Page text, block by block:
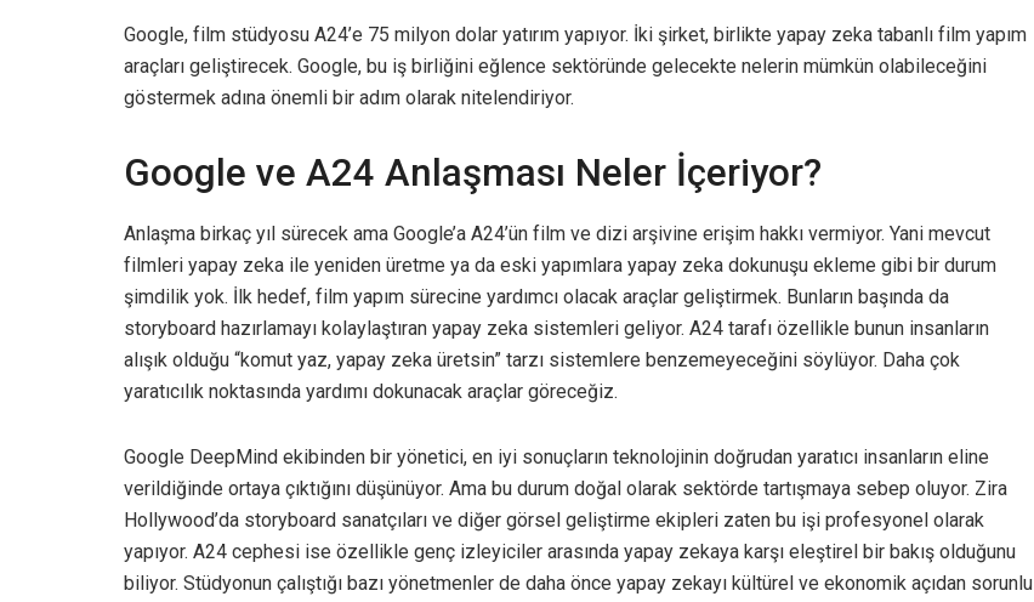
Google, film stüdyosu A24’e 75 milyon dolar yatırım yapıyor. İki şirket, birlikte yapay zeka tabanlı film yapım
araçları geliştirecek. Google, bu iş birliğini eğlence sektöründe gelecekte nelerin mümkün olabileceğini
göstermek adına önemli bir adım olarak nitelendiriyor.
Google ve A24 Anlaşması Neler İçeriyor?
Anlaşma birkaç yıl sürecek ama Google’a A24’ün film ve dizi arşivine erişim hakkı vermiyor. Yani mevcut
filmleri yapay zeka ile yeniden üretme ya da eski yapımlara yapay zeka dokunuşu ekleme gibi bir durum
şimdilik yok. İlk hedef, film yapım sürecine yardımcı olacak araçlar geliştirmek. Bunların başında da
storyboard hazırlamayı kolaylaştıran yapay zeka sistemleri geliyor. A24 tarafı özellikle bunun insanların
alışık olduğu “komut yaz, yapay zeka üretsin” tarzı sistemlere benzemeyeceğini söylüyor. Daha çok
yaratıcılık noktasında yardımı dokunacak araçlar göreceğiz.
Google DeepMind ekibinden bir yönetici, en iyi sonuçların teknolojinin doğrudan yaratıcı insanların eline
verildiğinde ortaya çıktığını düşünüyor. Ama bu durum doğal olarak sektörde tartışmaya sebep oluyor. Zira
Hollywood’da storyboard sanatçıları ve diğer görsel geliştirme ekipleri zaten bu işi profesyonel olarak
yapıyor. A24 cephesi ise özellikle genç izleyiciler arasında yapay zekaya karşı eleştirel bir bakış olduğunu
biliyor. Stüdyonun çalıştığı bazı yönetmenler de daha önce yapay zekayı kültürel ve ekonomik açıdan sorunlu